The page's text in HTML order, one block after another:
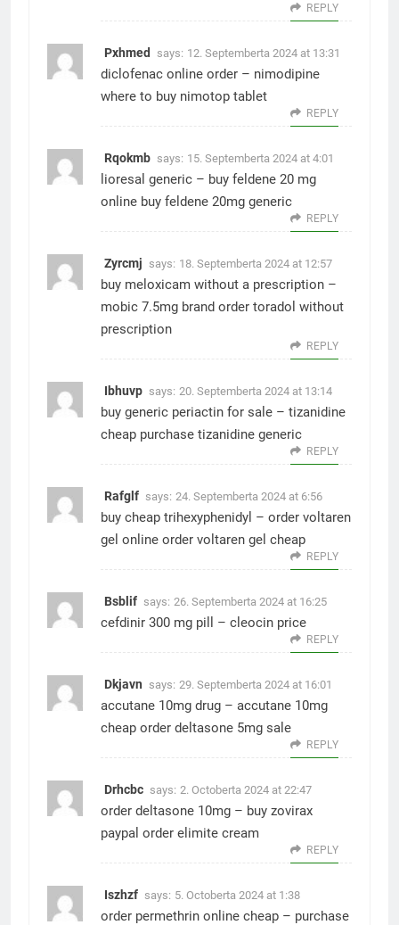
REPLY
Pxhmed says: 12. Septemberta 2024 at 13:31
diclofenac online order – nimodipine
where to buy nimotop tablet
REPLY
Rqokmb says: 15. Septemberta 2024 at 4:01
lioresal generic – buy feldene 20 mg
online buy feldene 20mg generic
REPLY
Zyrcmj says: 18. Septemberta 2024 at 12:57
buy meloxicam without a prescription –
mobic 7.5mg brand order toradol without
prescription
REPLY
Ibhuvp says: 20. Septemberta 2024 at 13:14
buy generic periactin for sale – tizanidine
cheap purchase tizanidine generic
REPLY
Rafglf says: 24. Septemberta 2024 at 6:56
buy cheap trihexyphenidyl – order voltaren
gel online order voltaren gel cheap
REPLY
Bsblif says: 26. Septemberta 2024 at 16:25
cefdinir 300 mg pill – cleocin price
REPLY
Dkjavn says: 29. Septemberta 2024 at 16:01
accutane 10mg drug – accutane 10mg
cheap order deltasone 5mg sale
REPLY
Drhcbc says: 2. Octoberta 2024 at 22:47
order deltasone 10mg – buy zovirax
paypal order elimite cream
REPLY
Iszhzf says: 5. Octoberta 2024 at 1:38
order permethrin online cheap – purchase